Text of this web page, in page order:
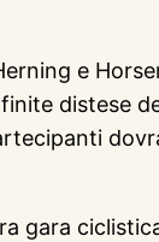
e
distese
gara